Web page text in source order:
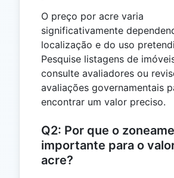
O preço por acre varia
significativamente
localização e do uso
Pesquise listagens de
consulte avaliadores ou
avaliações governamentais
encontrar um valor preciso.
Q2: Por que o
importante para o
acre?